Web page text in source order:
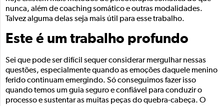
nunca, além de coaching somático e outras modalidades.
Talvez alguma delas seja mais útil para esse trabalho.
Este é um trabalho profundo
Sei que pode ser difícil sequer considerar mergulhar nessas
questões, especialmente quando as emoções daquele menino
ferido continuam emergindo. Só conseguimos fazer isso
quando temos um guia seguro e confiável para conduzir o
processo e sustentar as muitas peças do quebra-cabeça. O